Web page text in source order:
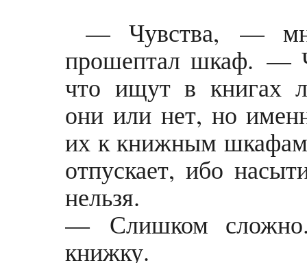
— Чувства, —
прошептал шкаф. —
что ищут в книгах
они или нет, но
их к книжным
отпускает, ибо
нельзя.
— Слишком
книжку.